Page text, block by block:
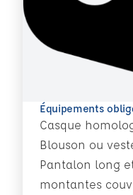
Équipements
Casque
Blouson ou
Pantalon long
montantes